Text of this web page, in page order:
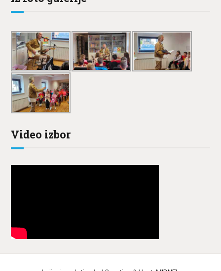
Video izbor